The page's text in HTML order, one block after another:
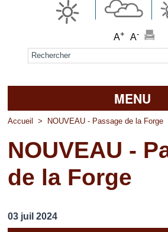
A+ A-
Formulaire de recherche
MENU
Accueil
La mairie
Découvrir Pierrefitte
Vos professionnels
Accueil > NOUVEAU - Passage de la Forge
NOUVEAU -
de la Forge
03 juil 2024